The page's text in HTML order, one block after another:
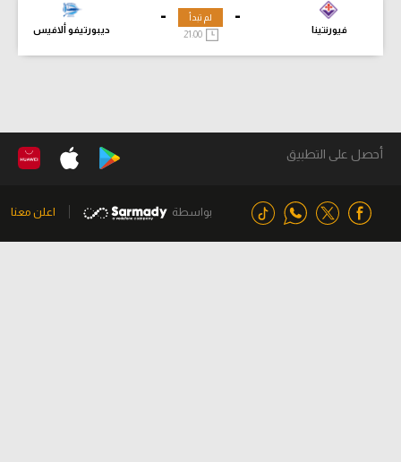
-
فيورنتينا
-
ديبورتيفو ألافيس
لم تبدأ
21:00
أحصل على التطبيق
بواسطة اعلن معنا